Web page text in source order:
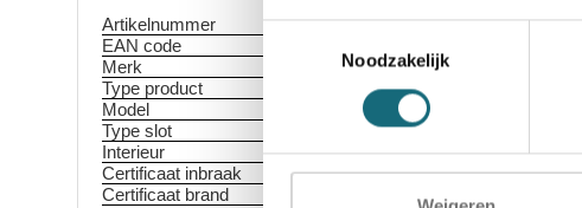
Toestemmingsselectie
Noodzakelijk
Artikelnummer
EAN code
Merk
Type product
Model
Type slot
EN
Interieur
1
Certificaat inbraak
ECB-
Certificaat brand